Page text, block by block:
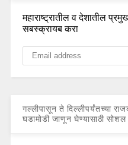
महाराष्ट्रातील व देशातील
सबस्क्रायब करा
गल्लीपासून ते दिल्लीपर्यंतच्या
घडामोडी जाणून घेण्यासाठी सोशल